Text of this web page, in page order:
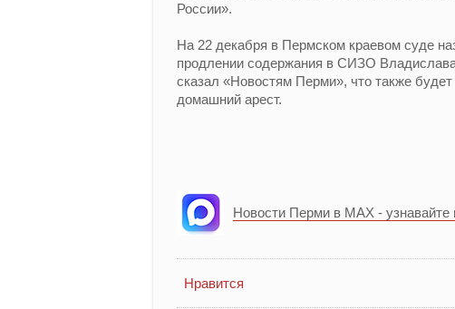
России».
На 22 декабря в Пермском краевом суде
продлении содержания в СИЗО
сказал «Новостям Перми», что также
домашний арест.
Новости Перми в MAX -
Нравится